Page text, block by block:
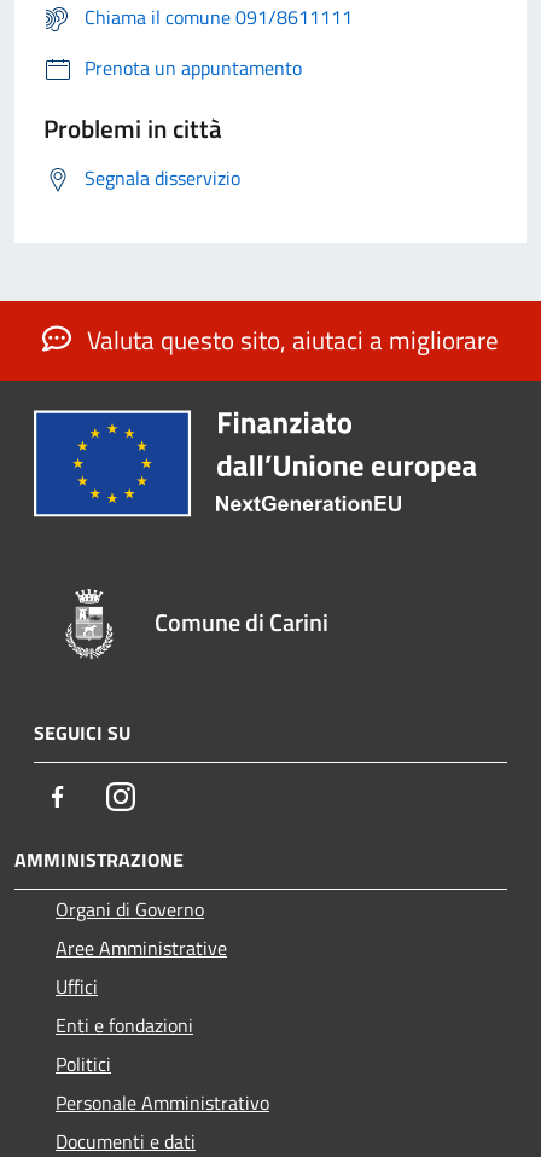
Chiama il comune 091/8611111
Prenota un appuntamento
Problemi in città
Segnala disservizio
Valuta questo sito, aiutaci a migliorare
Comune di Carini
SEGUICI SU
FacebookInstagram
AMMINISTRAZIONE
Organi di Governo
Aree Amministrative
Uffici
Enti e fondazioni
Politici
Personale Amministrativo
Documenti e dati